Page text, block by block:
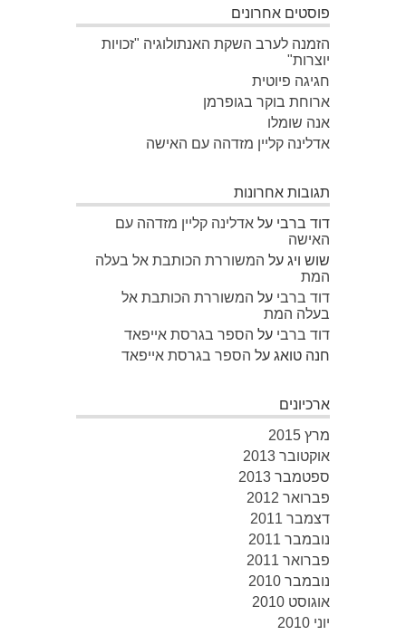
פוסטים אחרונים
הזמנה לערב השקת האנתולוגיה "זכויות
יוצרות"
חגיגה פיוטית
ארוחת בוקר בגופרמן
אנה שומלו
אדלינה קליין מזדהה עם האישה
תגובות אחרונות
דוד ברבי על אדלינה קליין מזדהה עם
האישה
שוש ויג על המשוררת הכותבת אל בעלה
המת
דוד ברבי על המשוררת הכותבת אל
בעלה המת
דוד ברבי על הספר בגרסת אייפאד
חנה טואג על הספר בגרסת אייפאד
ארכיונים
מרץ 2015
אוקטובר 2013
ספטמבר 2013
פברואר 2012
דצמבר 2011
נובמבר 2011
פברואר 2011
נובמבר 2010
אוגוסט 2010
יוני 2010